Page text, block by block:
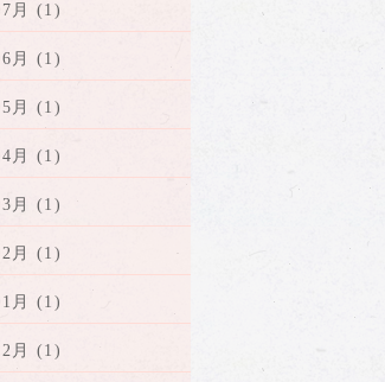
月 (1)
月 (1)
月 (1)
月 (1)
月 (1)
月 (1)
月 (1)
月 (1)